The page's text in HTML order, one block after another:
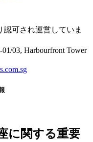
認可され運営していま
01/03, Harbourfront Tower
に関する重要